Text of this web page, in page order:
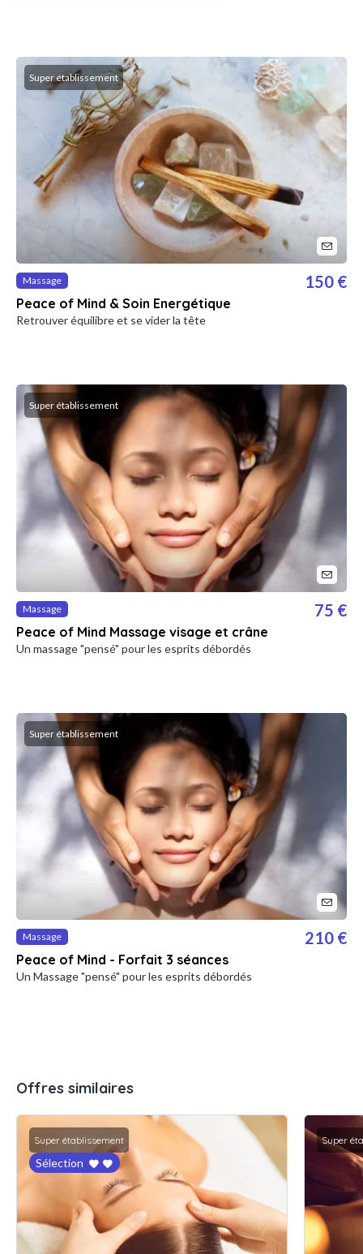
Super établissement
Massage
Peace of Mind & Soin Energétique
150 €
Retrouver équilibre et se vider la tête
Super établissement
Massage
Peace of Mind Massage visage et crâne
75 €
Un massage "pensé" pour les esprits débordés
Super établissement
Massage
Peace of Mind - Forfait 3 séances
210 €
Un Massage "pensé" pour les esprits débordés
Offres similaires
Super établissement
Sélection
Super